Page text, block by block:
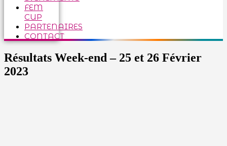
FEM
CUP
PARTENAIRES
CONTACT
Résultats Week-end – 25 et 26 Février
2023